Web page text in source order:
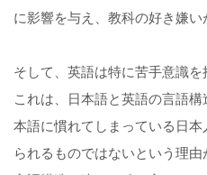
に影響を与え、教科の好き嫌い
そして、英語は特に苦手意識を
これは、日本語と英語の言語
本語に慣れてしまっている日
られるものではないという理由